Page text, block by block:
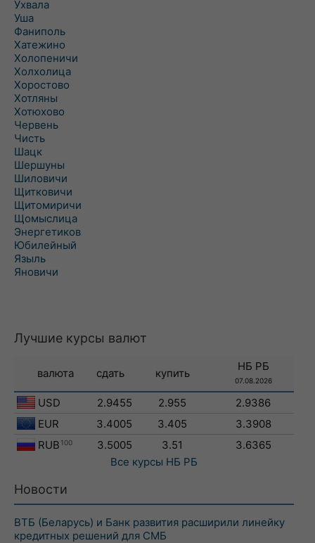
Ухвала
Уша
Фаниполь
Хатежино
Холопеничи
Холхолица
Хоростово
Хотляны
Хотюхово
Червень
Чисть
Шацк
Шершуны
Шиловичи
Щитковичи
Щитомиричи
Щомыслица
Энергетиков
Юбилейный
Языль
Яновичи
Лучшие курсы валют
валюта сдать купить
НБ РБ
07.08.2026
USD 2.9455 2.955
2.9386
EUR
3.4005 3.405
3.3908
RUB 100 3.5005 3.51
3.6365
Все курсы НБ РБ
Новости
ВТБ (Беларусь) и Банк развития расширили линейку
кредитных решений для СМБ